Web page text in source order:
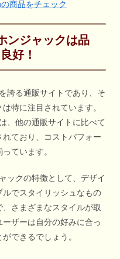
ンジャックは品
好！
誇る通販サイトであり、そ
特に注目されています。
、他の通販サイトに比べて
ており、コストパフォー
ています。
ックの特徴として、デザイ
でスタイリッシュなもの
さまざまなスタイルが取
ザーは自分の好みに合っ
できるでしょう。